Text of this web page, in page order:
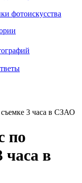
фотоискусства
3 часа в СЗАО
по
часа в